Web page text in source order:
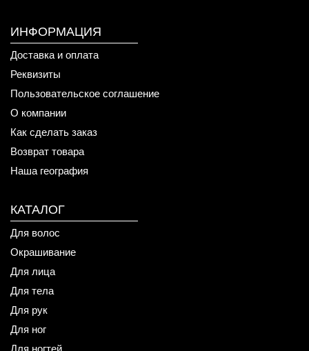
ИНФОРМАЦИЯ
Доставка и оплата
Реквизиты
Пользовательское соглашение
О компании
Как сделать заказ
Возврат товара
Наша география
КАТАЛОГ
Для волос
Окрашивание
Для лица
Для тела
Для рук
Для ног
Для ногтей